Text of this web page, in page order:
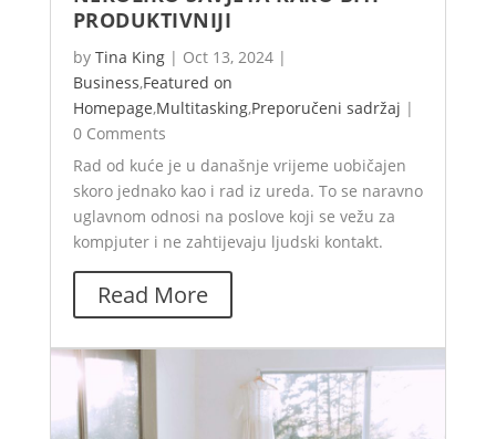
PRODUKTIVNIJI
by Tina King | Oct 13, 2024 |
Business,Featured on
Homepage,Multitasking,Preporučeni sadržaj |
0 Comments
Rad od kuće je u današnje vrijeme uobičajen
skoro jednako kao i rad iz ureda. To se naravno
uglavnom odnosi na poslove koji se vežu za
kompjuter i ne zahtijevaju ljudski kontakt.
Read More